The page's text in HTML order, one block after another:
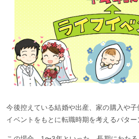
今後控えている結婚や出産、家の購入や
イベントをもとに転職時期を考えるパター